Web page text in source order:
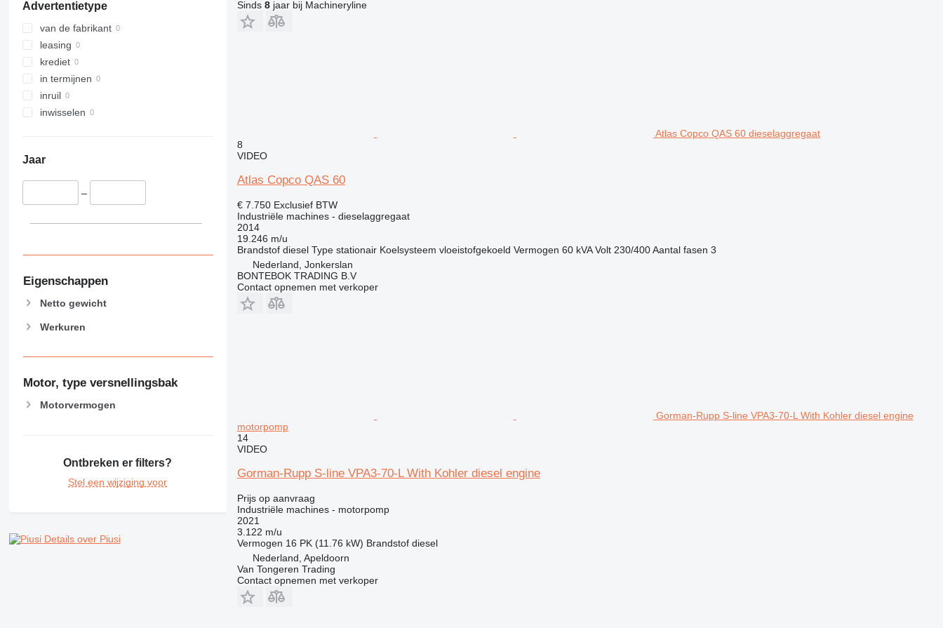
Advertentietype
van de fabrikant
leasing
krediet
in termijnen
inruil
inwisselen
Jaar
–
Eigenschappen
Netto gewicht
Werkuren
Motor, type versnellingsbak
Motorvermogen
Ontbreken er filters?
Stel een wijziging voor
Details over Piusi
Sinds 8jaar bij Machineryline
Atlas Copco QAS 60 dieselaggregaat
8
VIDEO
Atlas Copco QAS 60
€ 7.750 Exclusief BTW
Industriële machines - dieselaggregaat
2014
19.246 m/u
Brandstof diesel Type stationair Koelsysteem vloeistofgekoeld Vermogen 60 kVA Volt 230/400 Aantal fasen 3
Nederland, Jonkerslan
BONTEBOK TRADING B.V
Contact opnemen met verkoper
Gorman-Rupp S-line VPA3-70-L With Kohler diesel engine
motorpomp
14
VIDEO
Gorman-Rupp S-line VPA3-70-L With Kohler diesel engine
Prijs op aanvraag
Industriële machines - motorpomp
2021
3.122 m/u
Vermogen 16 PK (11.76 kW) Brandstof diesel
Nederland, Apeldoorn
Van Tongeren Trading
Contact opnemen met verkoper